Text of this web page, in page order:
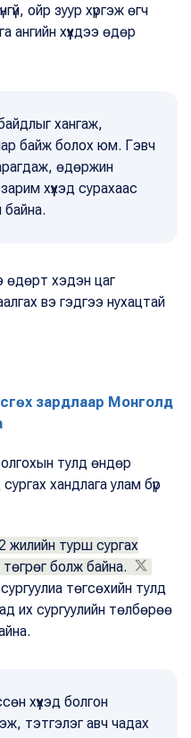
ойр зуур хүргэж өгч
ангийн хүүхдээ өдөр
байдлыг хангаж,
байж болох юм. Гэвч
өдөржин
хүүхэд сурахаас
байна.
өдөрт хэдэн цаг
вэ гэдгээ нухацтай
зардлаар Монголд
олгохын тулд өндөр
хандлага улам бүр
жилийн турш сургах
болж байна.
төгсөхийн тулд
их сургуулийн төлбөрөө
хүүхэд болгон
тэтгэлэг авч чадах